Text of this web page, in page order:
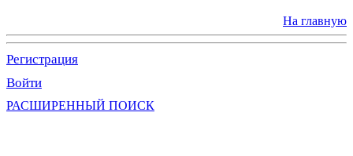
На главную
Регистрация
Войти
РАСШИРЕННЫЙ ПОИСК